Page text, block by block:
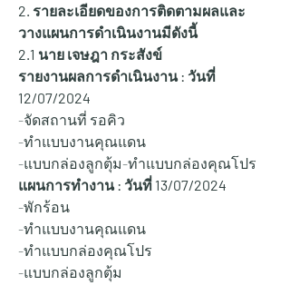
2. รายละเอียดของการติดตามผลและ
วางแผนการดำเนินงานมีดังนี้
2.1 นาย เจษฎา กระสังข์
12/07/2024
-จัดสถานที่ รอคิว
-ทำแบบงานคุณแดน
-แบบกล่องลูกตุ้ม-ทำแบบกล่องคุณโปร
แผนการทำงาน : วันที่ 13/07/2024
-พักร้อน
-ทำแบบงานคุณแดน
-ทำแบบกล่องคุณโปร
-แบบกล่องลูกตุ้ม